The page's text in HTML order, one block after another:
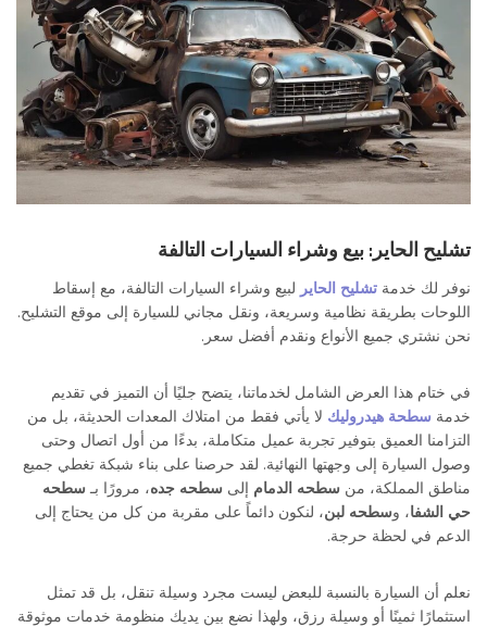
تشليح الحاير: بيع وشراء السيارات التالفة
نوفر لك خدمة تشليح الحاير لبيع وشراء السيارات التالفة، مع إسقاط
اللوحات بطريقة نظامية وسريعة، ونقل مجاني للسيارة إلى موقع التشليح.
نحن نشتري جميع الأنواع ونقدم أفضل سعر.
في ختام هذا العرض الشامل لخدماتنا، يتضح جليًا أن التميز في تقديم
خدمة سطحة هيدروليك لا يأتي فقط من امتلاك المعدات الحديثة، بل من
التزامنا العميق بتوفير تجربة عميل متكاملة، بدءًا من أول اتصال وحتى
وصول السيارة إلى وجهتها النهائية. لقد حرصنا على بناء شبكة تغطي جميع
مناطق المملكة، من سطحه الدمام إلى سطحه جده، مرورًا بـ سطحه
حي الشفا، وسطحه لبن، لنكون دائماً على مقربة من كل من يحتاج إلى
الدعم في لحظة حرجة.
نعلم أن السيارة بالنسبة للبعض ليست مجرد وسيلة تنقل، بل قد تمثل
استثمارًا ثمينًا أو وسيلة رزق، ولهذا نضع بين يديك منظومة خدمات موثوقة